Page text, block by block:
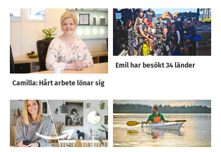
Camilla: Hårt arbete lönar sig
Emil har besökt 34 länder